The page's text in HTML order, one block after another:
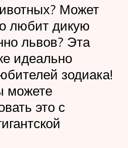
Может
любит дикую
львов? Эта
идеально
зодиака!
можете
это с